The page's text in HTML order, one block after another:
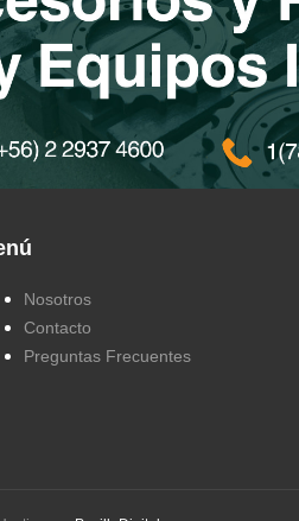
Nosotros
Contacto
Preguntas Frecuentes